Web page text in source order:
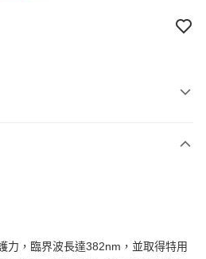
，臨界波長達382nm，並取得特用